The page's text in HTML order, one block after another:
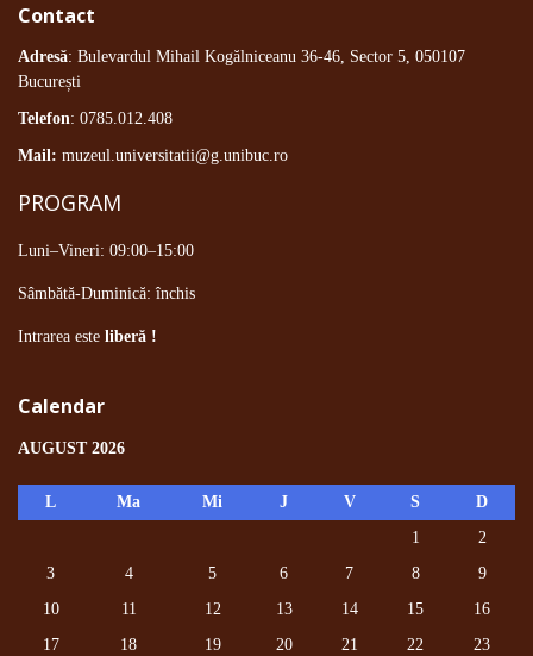
Contact
Adresă: Bulevardul Mihail Kogălniceanu 36-46, Sector 5, 050107
București
Telefon: 0785.012.408
Mail: muzeul.universitatii@g.unibuc.ro
PROGRAM
Luni–Vineri: 09:00–15:00
Sâmbătă-Duminică: închis
Intrarea este liberă !
Calendar
AUGUST 2026
L Ma Mi J V S
D
1
2
3
4 5 6 7 8
9
10
11 12 13 14 15
16
17
18 19 20 21 22 23